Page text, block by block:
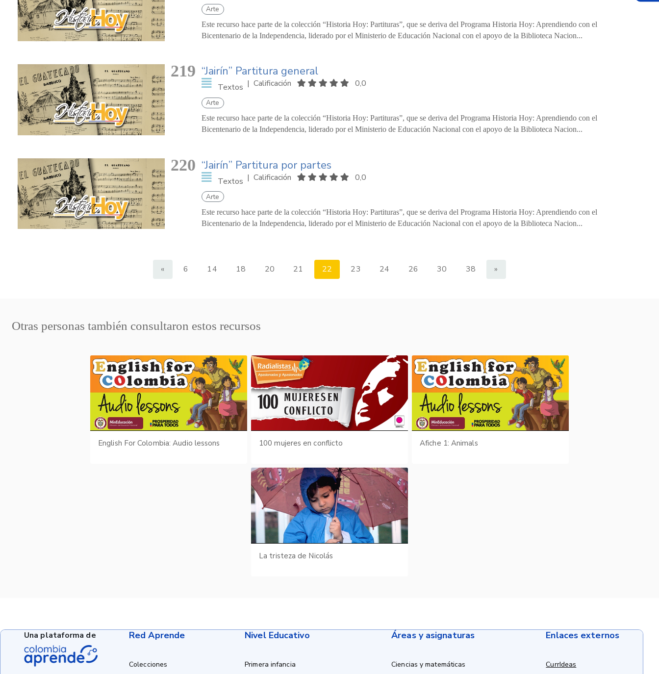
Arte
Este recurso hace parte de la colección “Historia Hoy: Partituras”, que se deriva del Programa Historia Hoy: Aprendiendo con el
Bicentenario de la Independencia, liderado por el Ministerio de Educación Nacional con el apoyo de la Biblioteca Nacion...
219 “Jairín” Partitura general
Textos | Calificación 0,0
Arte
Este recurso hace parte de la colección “Historia Hoy: Partituras”, que se deriva del Programa Historia Hoy: Aprendiendo con el
Bicentenario de la Independencia, liderado por el Ministerio de Educación Nacional con el apoyo de la Biblioteca Nacion...
220 “Jairín” Partitura por partes
Textos | Calificación 0,0
Arte
Este recurso hace parte de la colección “Historia Hoy: Partituras”, que se deriva del Programa Historia Hoy: Aprendiendo con el
Bicentenario de la Independencia, liderado por el Ministerio de Educación Nacional con el apoyo de la Biblioteca Nacion...
« 6 14 18 20 21 22 23 24 26 30 38 »
Otras personas también consultaron estos recursos
English For Colombia: Audio lessons 100 mujeres en conflicto Afiche 1: Animals
La tristeza de Nicolás
Red Aprende
Colecciones
Nivel Educativo
Primera infancia
Áreas y asignaturas
Ciencias y matemáticas
Enlaces externos
CurrIdeas
Una plataforma de